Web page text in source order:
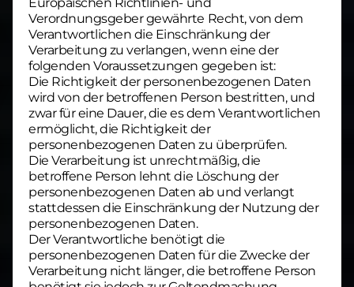
Verordnungsgeber gewährte Recht, von dem
Verantwortlichen die Einschränkung der
Verarbeitung zu verlangen, wenn eine der
folgenden Voraussetzungen gegeben ist:
Die Richtigkeit der personenbezogenen Daten
wird von der betroffenen Person bestritten, und
zwar für eine Dauer, die es dem Verantwortlichen
ermöglicht, die Richtigkeit der
personenbezogenen Daten zu überprüfen.
Die Verarbeitung ist unrechtmäßig, die
betroffene Person lehnt die Löschung der
personenbezogenen Daten ab und verlangt
stattdessen die Einschränkung der Nutzung der
personenbezogenen Daten.
Der Verantwortliche benötigt die
personenbezogenen Daten für die Zwecke der
Verarbeitung nicht länger, die betroffene Person